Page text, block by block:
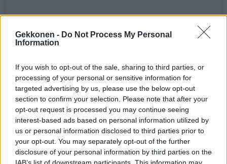
Gekkonen - Do Not Process My Personal
Information
If you wish to opt-out of the sale, sharing to third parties, or
processing of your personal or sensitive information for
targeted advertising by us, please use the below opt-out
section to confirm your selection. Please note that after your
opt-out request is processed you may continue seeing
interest-based ads based on personal information utilized by
us or personal information disclosed to third parties prior to
your opt-out. You may separately opt-out of the further
disclosure of your personal information by third parties on the
View this post on Instagram